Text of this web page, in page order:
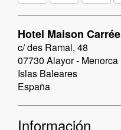
Hotel Maison Carrée
c/ des Ramal, 48
07730 Alayor - Menorca
Islas Baleares
España
Información